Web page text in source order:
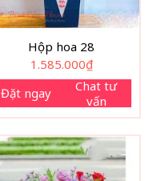
Hộp hoa 28
1.585.000₫
Đặt ngay
Chat tư
vấn